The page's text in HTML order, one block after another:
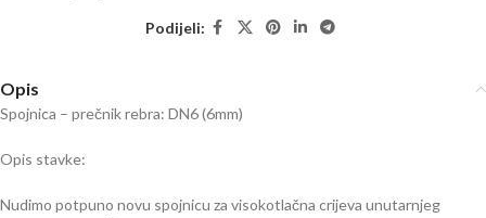
Podijeli:
Opis
Spojnica – prečnik rebra: DN6 (6mm)
Opis stavke:
Nudimo potpuno novu spojnicu za visokotlačna crijeva unutarnjeg